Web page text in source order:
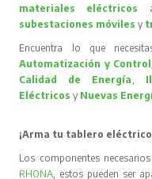
materiales eléctricos
subestaciones móvilesy
Encuentra lo que
Automatización y Control,
Calidad de Energía,
Eléctricos y Nuevas
¡Arma tu tablero
Los componentes
RHONA, estos pueden ser